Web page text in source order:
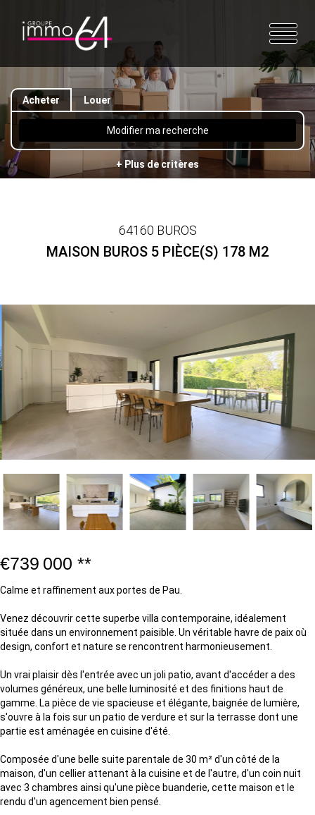
Acheter Louer
Modifier ma recherche
+ Plus de critères
64160 BUROS
MAISON BUROS 5 PIÈCE(S) 178 M2
€739 000 **
Calme et raffinement aux portes de Pau.
Venez découvrir cette superbe villa contemporaine, idéalement
située dans un environnement paisible. Un véritable havre de paix où
design, confort et nature se rencontrent harmonieusement.
Un vrai plaisir dès l'entrée avec un joli patio, avant d'accéder a des
volumes généreux, une belle luminosité et des finitions haut de
gamme. La pièce de vie spacieuse et élégante, baignée de lumière,
s'ouvre à la fois sur un patio de verdure et sur la terrasse dont une
partie est aménagée en cuisine d'été.
Composée d'une belle suite parentale de 30 m² d'un côté de la
maison, d'un cellier attenant à la cuisine et de l'autre, d'un coin nuit
avec 3 chambres ainsi qu'une pièce buanderie, cette maison et le
rendu d'un agencement bien pensé.